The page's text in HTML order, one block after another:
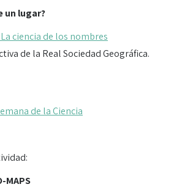
un lugar?
ciencia de los nombres
de la Real Sociedad Geográfica.
de la Ciencia
MAPS